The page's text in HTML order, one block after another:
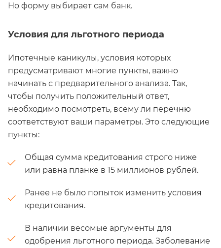
Но форму выбирает сам банк.
Условия для льготного периода
Ипотечные каникулы, условия которых
предусматривают многие пункты, важно
начинать с предварительного анализа. Так,
чтобы получить положительный ответ,
необходимо посмотреть, всему ли перечню
соответствуют ваши параметры. Это следующие
пункты:
Общая сумма кредитования строго ниже
или равна планке в 15 миллионов рублей.
Ранее не было попыток изменить условия
кредитования.
В наличии весомые аргументы для
одобрения льготного периода. Заболевание